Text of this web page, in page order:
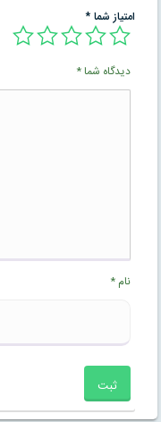
امتیاز شما*
دیدگاه شما*
نام*